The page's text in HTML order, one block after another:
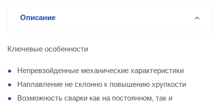
Описание
Ключевые особенности
Непревзойденные механические характеристики
Наплавление не склонно к повышению хрупкости
Возможность сварки как на постоянном, так и